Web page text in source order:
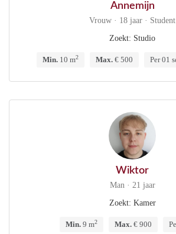
Annemijn
Vrouw · 18 jaar · Student
Zoekt: Studio
Min.10 m2 Max.€ 500 Per 01
Wiktor
Man · 21 jaar
Zoekt: Kamer
Min. 9 m2 Max. € 900